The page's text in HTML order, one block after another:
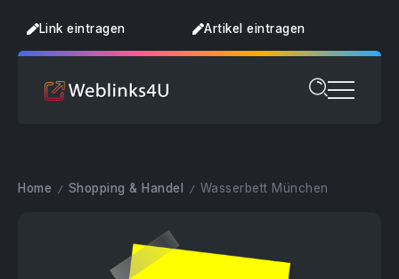
Link eintragen Artikel eintragen
Home / Shopping & Handel / Wasserbett München